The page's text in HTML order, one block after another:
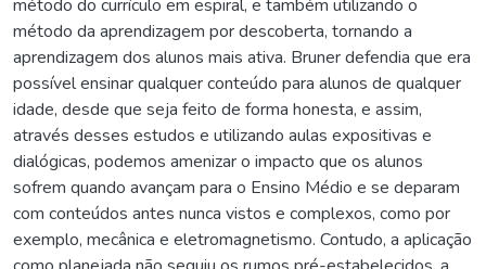
método do currículo em espiral, e também utilizando o
método da aprendizagem por descoberta, tornando a
aprendizagem dos alunos mais ativa. Bruner defendia que era
possível ensinar qualquer conteúdo para alunos de qualquer
idade, desde que seja feito de forma honesta, e assim,
através desses estudos e utilizando aulas expositivas e
dialógicas, podemos amenizar o impacto que os alunos
sofrem quando avançam para o Ensino Médio e se deparam
com conteúdos antes nunca vistos e complexos, como por
exemplo, mecânica e eletromagnetismo. Contudo, a aplicação